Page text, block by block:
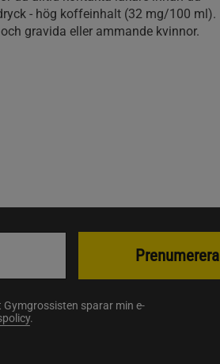
- hög koffeinhalt (32 mg/100 ml).
gravida eller ammande kvinnor.
sparar min e-
.
Prenumerera